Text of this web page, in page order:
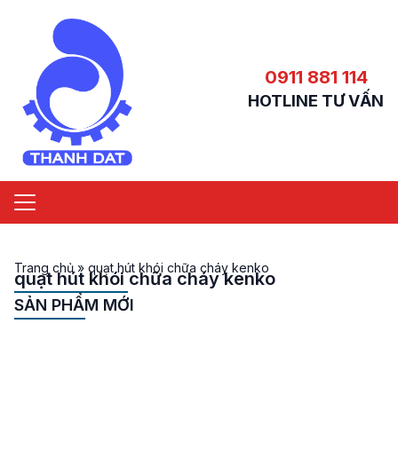
0911 881 114
HOTLINE TƯ VẤN
Trang chủ » quạt hút khói chữa cháy kenko
quạt hút khói chữa cháy kenko
SẢN PHẨM MỚI